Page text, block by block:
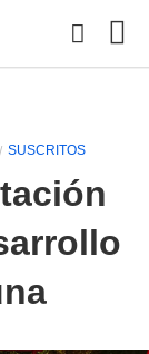
SUSCRITOS